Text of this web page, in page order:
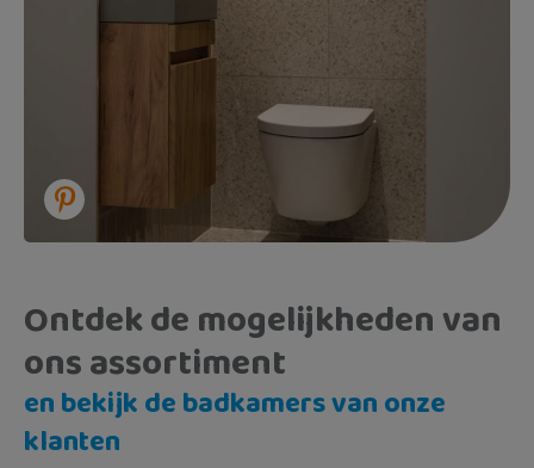
Ontdek de mogelijkheden van
ons assortiment
en bekijk de badkamers van onze
klanten